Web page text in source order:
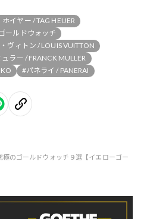
イヤー / TAG HEUER
ールドウォッチ
ヴィトン / LOUIS VUITTON
ラー / FRANCK MULLER
#パネライ / PANERAI
のゴールドウォッチ９選【イエローゴー